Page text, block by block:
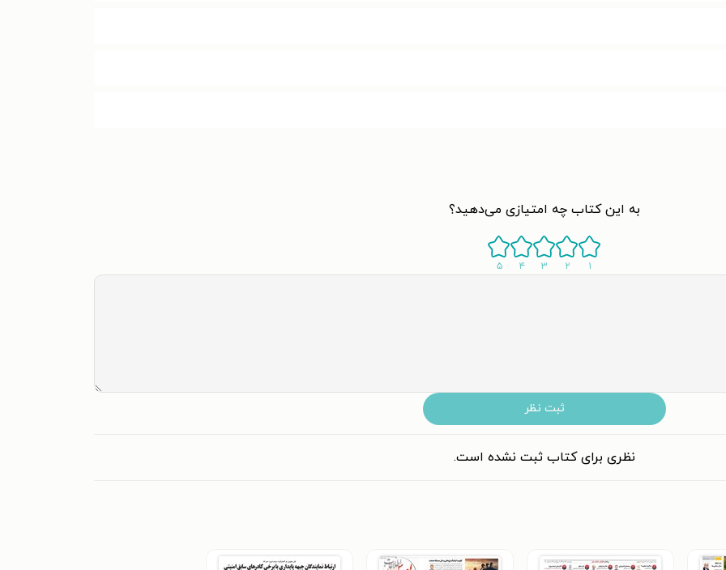
به این کتاب چه امتیازی می‌دهید؟
۱ ۲ ۳ ۴ ۵
ثبت نظر
نظری برای کتاب ثبت نشده است.